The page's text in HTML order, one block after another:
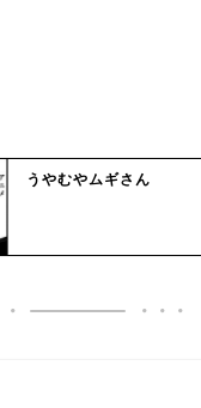
うやむやムギさん